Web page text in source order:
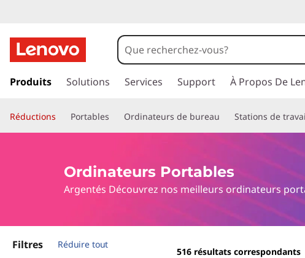
e
m
e
e
a
e
r
e
n
Produits Solutions Services Support À Propos De
Réductions Portables Ordinateurs de bureau Stations de
Ordinateurs Portables
Argentés Découvrez nos meilleurs ordinateurs
Filtres Réduire tout
516 résultats correspondants